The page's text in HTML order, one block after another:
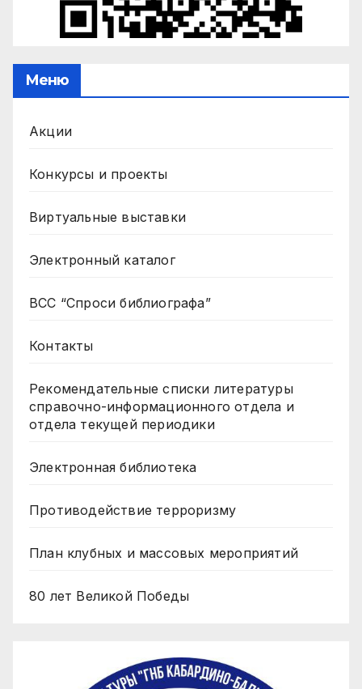
Меню
Акции
Конкурсы и проекты
Виртуальные выставки
Электронный каталог
ВСС “Спроси библиографа”
Контакты
Рекомендательные списки литературы
справочно-информационного отдела и
отдела текущей периодики
Электронная библиотека
Противодействие терроризму
План клубных и массовых мероприятий
80 лет Великой Победы